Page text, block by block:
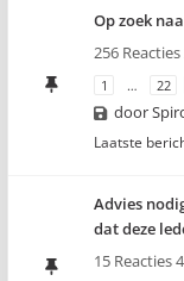
Op zoek
256
1 … 22
door
Laatste
Advies
dat deze
15 Reacties